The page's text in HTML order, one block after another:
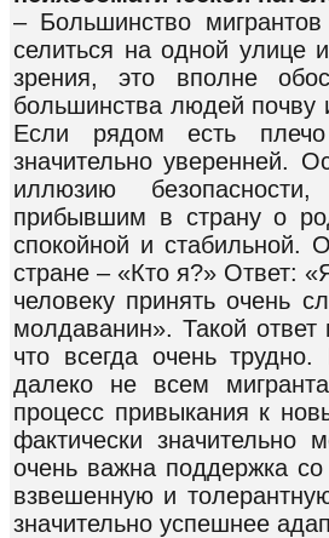
– Большинство
селиться на одной улице
зрения, это вполне
большинства людей почву
Если рядом есть плечо
значительно уверенней.
иллюзию
прибывшим в страну о
спокойной и стабильной.
стране – «Кто я?» Ответ:
человеку принять очень
молдаванин». Такой
что всегда очень
далеко не всем
процесс привыкания к
фактически
очень важна поддержка
взвешенную и
значительно успешнее